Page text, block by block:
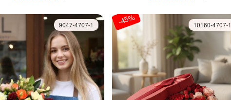
9047-4707-1 -45% 10160-4707-1